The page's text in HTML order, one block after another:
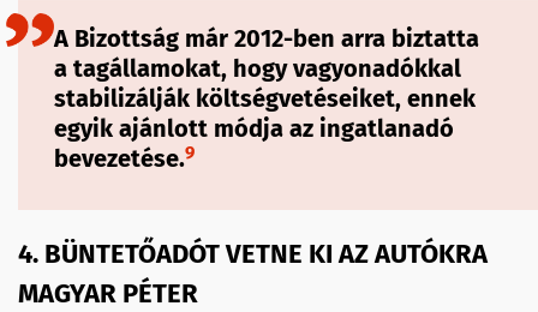
A Bizottság már 2012-ben arra biztatta
a tagállamokat, hogy vagyonadókkal
stabilizálják költségvetéseiket, ennek
egyik ajánlott módja az ingatlanadó
bevezetése.9
4. BÜNTETŐADÓT VETNE KI AZ AUTÓKRA
MAGYAR PÉTER